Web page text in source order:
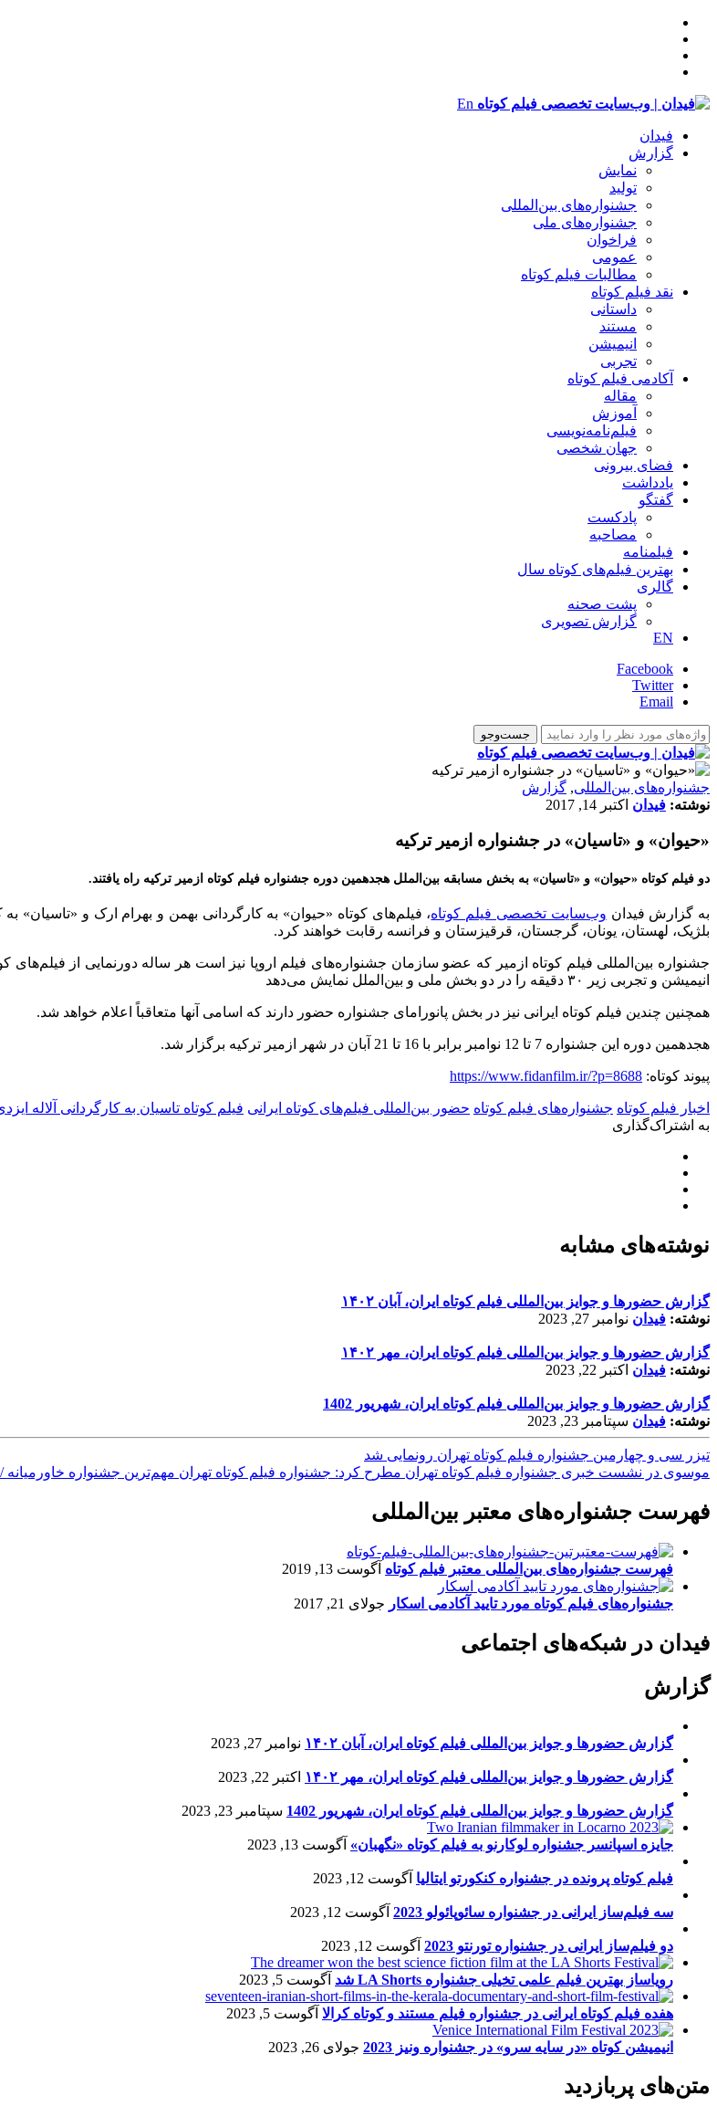
En
فیدان
گزارش
نمایش
تولید
‌‌جشنواره‌های بین‌المللی
جشنواره‌های ملی
فراخوان
عمومی
مطالبات فیلم کوتاه
نقد فیلم کوتاه
داستانی
مستند
انیمیشن
تجربی
آکادمی فیلم کوتاه
مقاله
آموزش
فیلم‌نامه‌نویسی
جهان شخصی
فضای بیرونی
یادداشت
گفتگو
پادکست
مصاحبه
فیلمنامه
بهترین فیلم‌های کوتاه سال
گالری
پشت صحنه
گزارش تصویری
EN
Facebook
Twitter
Email
‌‌جشنواره‌های بین‌المللی, گزارش
نوشته: فیدان اکتبر 14, 2017
«حیوان» و «تاسیان» در جشنواره ازمیر ترکیه
دو فیلم کوتاه «حیوان» و «تاسیان» به بخش مسابقه بین‌الملل هجدهمین دوره جشنواره فیلم کوتاه ازمیر ترکیه راه یافتند.
به گزارش فیدان وب‌سایت تخصصی فیلم کوتاه، فیلم‌های کوتاه «حیوان» به کارگردانی بهمن و بهرام ارک و «تاسیان» به
بلژیک، لهستان، یونان، گرجستان، قرقیزستان و فرانسه رقابت خواهند کرد.
جشنواره بین‌المللی فیلم کوتاه ازمیر که عضو سازمان جشنواره‌های فیلم اروپا نیز است هر ساله دورنمایی از
انیمیشن و تجربی زیر ۳۰ دقیقه را در دو بخش ملی و بین‌الملل نمایش می‌دهد
همچنین چندین فیلم کوتاه ایرانی نیز در بخش پانورامای جشنواره حضور دارند که اسامی آنها متعاقباً اعلام خواهد شد.
هجدهمین دوره این جشنواره 7 تا 12 نوامبر برابر با 16 تا 21 آبان در شهر ازمیر ترکیه برگزار شد.
پیوند کوتاه: https://www.fidanfilm.ir/?p=8688
اخبار فیلم کوتاه جشنواره‌های فیلم کوتاه حضور بین‌المللی فیلم‌های کوتاه ایرانی فیلم کوتاه تاسیان به کارگردانی آلاله
به اشتراک‌گذاری
نوشته‌های مشابه
گزارش حضورها و جوایز بین‌المللی فیلم کوتاه ایران، آبان ۱۴۰۲
نوشته: فیدان نوامبر 27, 2023
گزارش حضورها و جوایز بین‌المللی فیلم کوتاه ایران، مهر ۱۴۰۲
نوشته: فیدان اکتبر 22, 2023
گزارش حضورها و جوایز بین‌المللی فیلم کوتاه ایران، شهریور 1402
نوشته: فیدان سپتامبر 23, 2023
تیزر سی ‌و‌ چهارمین جشنواره فیلم کوتاه تهران رونمایی شد
موسوی در نشست خبری جشنواره فیلم کوتاه تهران مطرح کرد: جشنواره فیلم کوتاه تهران مهم‌ترین جشنواره
فهرست جشنواره‌های معتبر بین‌المللی
فهرست جشنواره‌های بین‌المللی معتبر فیلم کوتاه آگوست 13, 2019
جشنواره‌های فیلم کوتاه مورد تایید آکادمی اسکار جولای 21, 2017
فیدان در شبکه‌های اجتماعی
گزارش
گزارش حضورها و جوایز بین‌المللی فیلم کوتاه ایران، آبان ۱۴۰۲ نوامبر 27, 2023
گزارش حضورها و جوایز بین‌المللی فیلم کوتاه ایران، مهر ۱۴۰۲ اکتبر 22, 2023
گزارش حضورها و جوایز بین‌المللی فیلم کوتاه ایران، شهریور 1402 سپتامبر 23, 2023
جایزه اسپانسر جشنواره لوکارنو به فیلم کوتاه «نگهبان» آگوست 13, 2023
فیلم کوتاه پرونده در جشنواره کنکورتو ایتالیا آگوست 12, 2023
سه فیلم‌ساز ایرانی در جشنواره سائوپائولو 2023 آگوست 12, 2023
دو فیلم‌ساز ایرانی در جشنواره تورنتو 2023 آگوست 12, 2023
رویاساز بهترین فیلم علمی تخیلی جشنواره LA Shorts شد آگوست 5, 2023
هفده فیلم کوتاه ایرانی در جشنواره فیلم مستند و کوتاه کرالا آگوست 5, 2023
انیمیشن کوتاه «در سایه سرو» در جشنواره ونیز 2023 جولای 26, 2023
متن‌های پربازدید